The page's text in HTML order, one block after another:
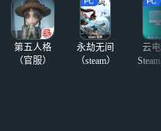
第五人格
（官服）
永劫无间
（steam）
云